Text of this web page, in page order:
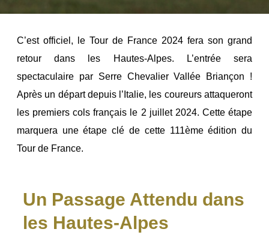
C’est officiel, le Tour de France 2024 fera son grand
retour dans les Hautes-Alpes. L’entrée sera
spectaculaire par Serre Chevalier Vallée Briançon !
Après un départ depuis l’Italie, les coureurs attaqueront
les premiers cols français le 2 juillet 2024. Cette étape
marquera une étape clé de cette 111ème édition du
Tour de France.
Un Passage Attendu dans
les Hautes-Alpes